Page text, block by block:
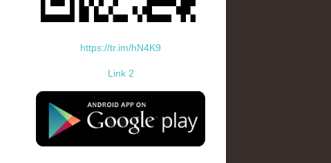
https://tr.im/hN4K9
Link 2
standard-icon-googleplay-app-store.png